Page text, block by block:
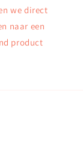
we direct
naar een
product